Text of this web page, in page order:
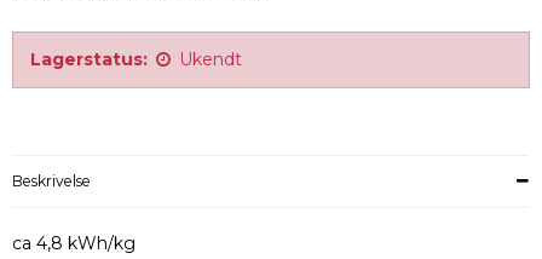
Lagerstatus: Ukendt
Beskrivelse
ca 4,8 kWh/kg